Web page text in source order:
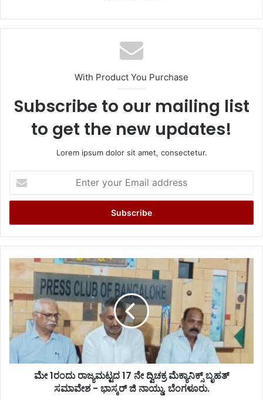
With Product You Purchase
Subscribe to our mailing list
to get the new updates!
Lorem ipsum dolor sit amet, consectetur.
your
Email
ಮೇ 1ರಂದು ರಾಜ್ಯಮಟ್ಟದ 17 ನೇ ದ್ವಿಚಕ್ರ ಮೆಕ್ಯಾನಿಕ್ಸ್ ಬೃಹತ್
ಸಮಾವೇಶ - ಭಾಸ್ಕರ್ ಜಿ ನಾಯ್ಡು, ಬೆಂಗಳೂರು.